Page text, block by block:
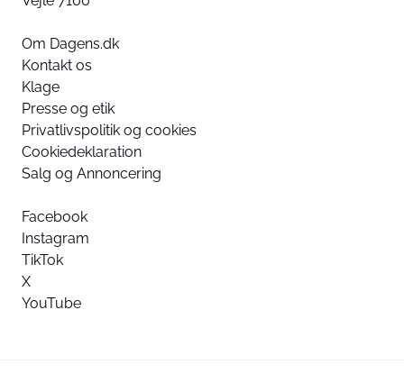
Om Dagens.dk
Kontakt os
Klage
Presse og etik
Privatlivspolitik og cookies
Cookiedeklaration
Salg og Annoncering
Facebook
Instagram
TikTok
X
YouTube